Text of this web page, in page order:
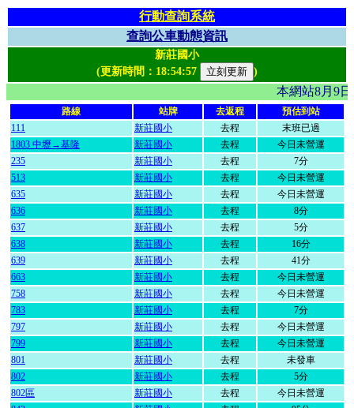
行動查詢系統
查詢公車動態資訊
新莊國小
(更新時間： 18:54:57 )
本網站8月9
路線 站牌 去返程
預估到站
111
新莊國小 去程
末班已過
1803 中壢→基隆
新莊國小 去程
今日未營運
235
新莊國小 去程
7分
513
新莊國小 去程
今日未營運
635
新莊國小 去程
今日未營運
636
新莊國小 去程
8分
637
新莊國小 去程
5分
638
新莊國小 去程
16分
639
新莊國小 去程
41分
663
新莊國小 去程
今日未營運
758
新莊國小 去程
今日未營運
783
新莊國小 去程
7分
797
新莊國小 去程
今日未營運
799
新莊國小 去程
今日未營運
801
新莊國小 去程
未發車
802
新莊國小 去程
5分
802區
新莊國小 去程
今日未營運